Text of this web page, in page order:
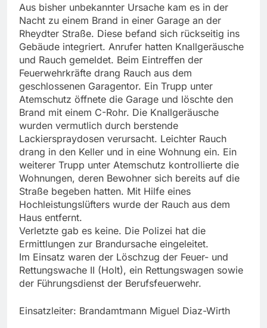
Aus bisher unbekannter Ursache kam es in der
Nacht zu einem Brand in einer Garage an der
Rheydter Straße. Diese befand sich rückseitig ins
Gebäude integriert. Anrufer hatten Knallgeräusche
und Rauch gemeldet. Beim Eintreffen der
Feuerwehrkräfte drang Rauch aus dem
geschlossenen Garagentor. Ein Trupp unter
Atemschutz öffnete die Garage und löschte den
Brand mit einem C-Rohr. Die Knallgeräusche
wurden vermutlich durch berstende
Lackierspraydosen verursacht. Leichter Rauch
drang in den Keller und in eine Wohnung ein. Ein
weiterer Trupp unter Atemschutz kontrollierte die
Wohnungen, deren Bewohner sich bereits auf die
Straße begeben hatten. Mit Hilfe eines
Hochleistungslüfters wurde der Rauch aus dem
Haus entfernt.
Verletzte gab es keine. Die Polizei hat die
Ermittlungen zur Brandursache eingeleitet.
Im Einsatz waren der Löschzug der Feuer- und
Rettungswache II (Holt), ein Rettungswagen sowie
der Führungsdienst der Berufsfeuerwehr.
Einsatzleiter: Brandamtmann Miguel Diaz-Wirth